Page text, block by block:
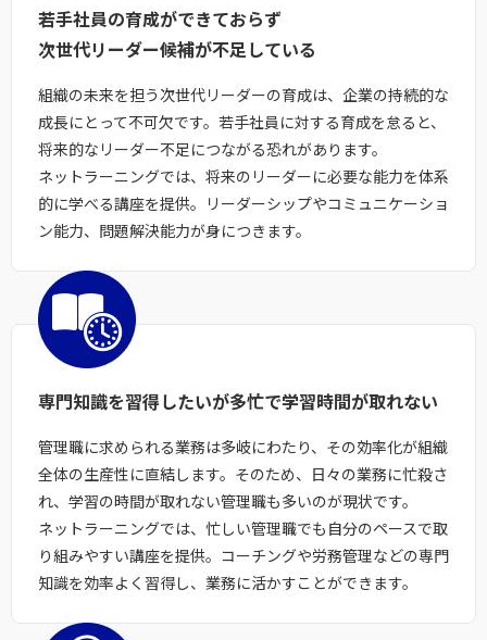
若手社員の育成ができておらず
次世代リーダー候補が不足している
組織の未来を担う次世代リーダーの育成は、企業の持続的な
成長にとって不可欠です。若手社員に対する育成を怠ると、
将来的なリーダー不足につながる恐れがあります。
ネットラーニングでは、将来のリーダーに必要な能力を体系
的に学べる講座を提供。リーダーシップやコミュニケーショ
ン能力、問題解決能力が身につきます。
専門知識を習得したいが多忙で学習時間が取れない
管理職に求められる業務は多岐にわたり、その効率化が組織
全体の生産性に直結します。そのため、日々の業務に忙殺さ
れ、学習の時間が取れない管理職も多いのが現状です。
ネットラーニングでは、忙しい管理職でも自分のペースで取
り組みやすい講座を提供。コーチングや労務管理などの専門
知識を効率よく習得し、業務に活かすことができます。